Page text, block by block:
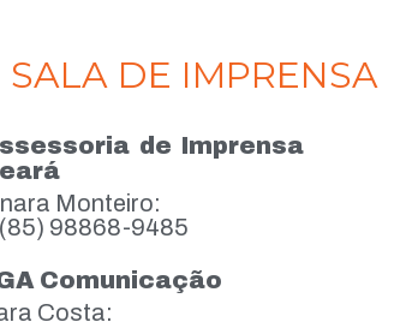
SALA DE IMPRENSA
de Imprensa
Monteiro:
(85) 98868-9485
Comunicação
Costa: